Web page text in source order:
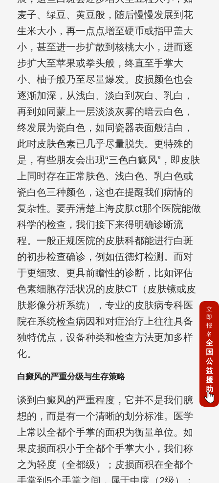
麦子、绿豆、黄豆般，随后慢慢发展到花
生米大小，再一点点增至硬币或指甲盖大
小，甚至进一步扩散到核桃大小，进而逐
步扩大至苹果或拳头般，终直至手掌大
小、柚子般乃至尽量爆发。皮损颜色也会
逐渐加深，从浅白、淡白到灰白、乳白，
再到如同蒙上一层淡淡灰雾的暗云白色，
终发展为瓷白色，如同瓷器表面般洁白，
此时皮肤色素已几乎尽量脱失。更特殊的
是，有些朋友会出现“三色白癜风”，即皮肤
上同时存在正常肤色、浅白色、乳白色或
瓷白色三种颜色，这也在提醒我们病情的
复杂性。要弄清楚上海皮肤ct那个医院能做
科学的检查，我们接下来得明确诊断流
程。一般正规医院的皮肤科都能进行白斑
的初步检查确诊，例如伍德灯检测。而对
于更细致、更具前瞻性的诊断，比如评估
色素细胞存活状况的皮肤CT（皮肤镜或皮
肤影像分析系统），专业的皮肤病专科医
院在系统检查病因和对症治疗上往往具备
独特优点，设备种类和检查方法更加多样
化。
白癜风的严重分级与生存策略
谈到白癜风的严重程度，它并不是我们臆
想的，而是有一个清晰的划分标准。医学
上常以全都个手掌的面积为衡量单位。如
果皮损面积小于全都个手掌大小，我们称
之为轻度（全都级）；皮损面积在全都个
手掌到5个手掌之间，属于中度（2级）；
立
即
报
名
全
国
公
益
援
助